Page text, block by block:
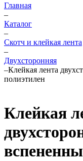
Главная
–
Каталог
–
Скотч и клейкая лента
–
Двухсторонняя
–Клейкая лента
полиэтилен
Клейкая